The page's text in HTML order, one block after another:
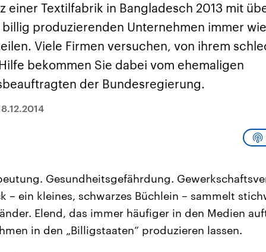
und
Staaten zu
der Erde, mit
Einfluss auf das
Weltgeschehen.
palästinensischen
Terrororganisation
Hamas im Oktober 2023
Region wieder die
Gewalt entfacht. Israel
möchte die Hamas
die Hisbollah im Libanon
vom Iran unterstützt.
Islamischen
Republik Iran – ist
Religionsführer
Osten. Eine
zu Israel und zu den
ist fest in der
Staatsideologie
einer Textilfabrik in Bangladesch 2013 mit
produzierenden Unternehmen immer
Viele Firmen versuchen, von ihrem
bekommen Sie dabei vom ehemaligen
der Bundesregierung.
Gesundheitsgefährdung.
– ein kleines, schwarzes Büchlein – sammelt
Elend, das immer häufiger in den Medien
in den „Billigstaaten“ produzieren lassen.